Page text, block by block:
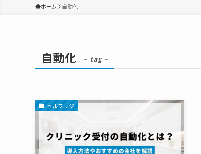
ホーム 自動化
自動化 – tag –
セルフレジ